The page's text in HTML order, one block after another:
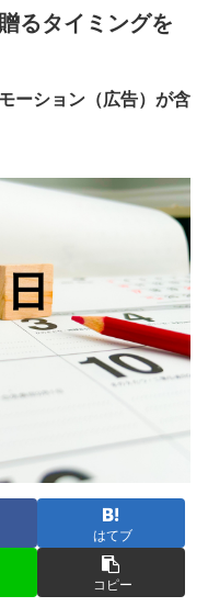
るタイミングを
ーション（広告）が含
はてブ
コピー